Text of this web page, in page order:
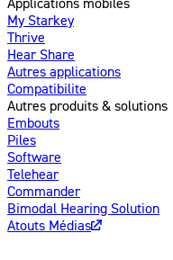
My Starkey
Thrive
Hear Share
Autres applications
Compatibilite
Autres produits & solutions
Embouts
Piles
Software
Telehear
Commander
Bimodal Hearing Solution
Atouts Médias